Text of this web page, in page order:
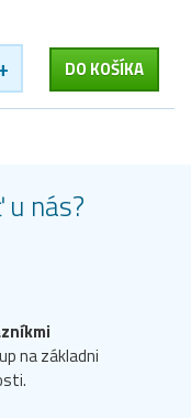
DO KOŠÍKA
nás?
na základni